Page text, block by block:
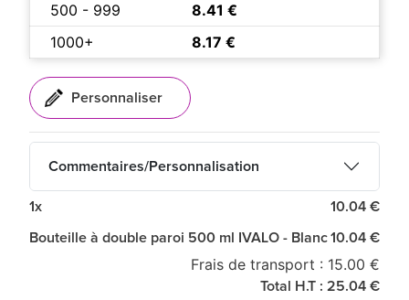
500 - 999
8.41 €
1000+
8.17 €
Commentaires/Personnalisation
1x 10.04 €
Bouteille à double paroi 500 ml IVALO - Blanc10.04 €
Frais de transport : 15.00 €
Total H.T : 25.04 €